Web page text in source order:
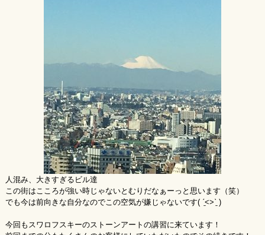
人混み、大きすぎるビル達
この街はこころが強い時じゃないとむりだなぁーっと思います（笑）
でも今は前向きな自分なのでこの空気が嫌じゃないです( ˊ̱˂˃ˋ̱ )
今回もスワロフスキーのストーンアートの講習に来ています！